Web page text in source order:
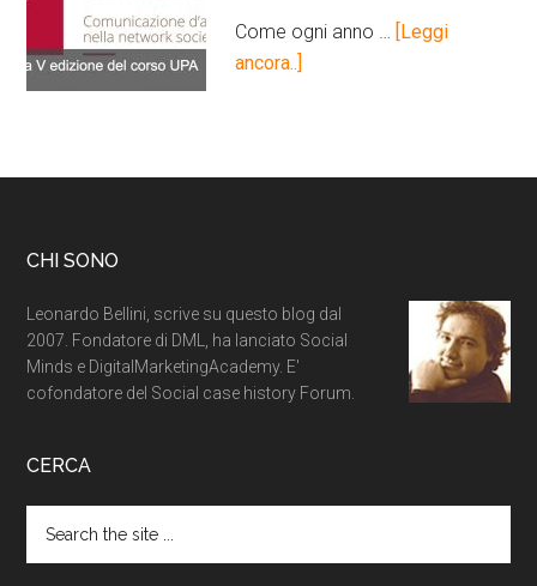
Come ogni anno …
[Leggi
ancora..]
CHI SONO
Leonardo Bellini, scrive su questo blog dal
2007. Fondatore di DML, ha lanciato Social
Minds e DigitalMarketingAcademy. E'
cofondatore del Social case history Forum.
CERCA